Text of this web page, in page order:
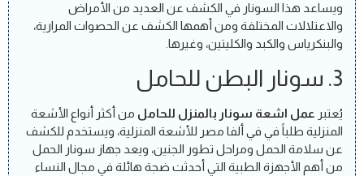
ويساعد هذا السونار في الكشف عن العديد من الأمراض
والاعتلالات المختلفة ومن أهمها الكشف عن الحصوات المرارية،
والبنكرياس والكبد والكليتين، وغيرها.
3. سونار البطن للحامل
يُعتبر عمل اشعة سونار بالمنزل للحامل من أكثر أنواع الأشعة
المنزلية طلباً في في ألفا مصر للأشعة المنزلية، ويستخدم للكشف
عن سلامة الحمل ومراحل تطور الجنين، ويعد جهاز سونار الحمل
من أهم الأجهزة الطبية التي أحدثت ضجة هائلة في مجال النساء